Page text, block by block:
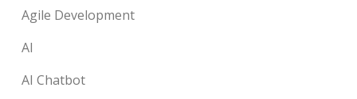
Agile Development
AI
AI Chatbot